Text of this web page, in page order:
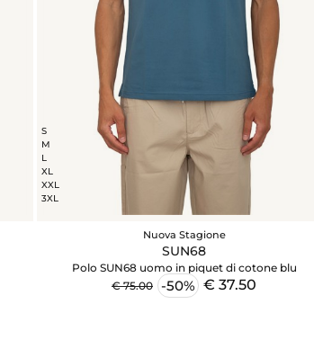
S
M
L
XL
XXL
3XL
Nuova Stagione
SUN68
Polo SUN68 uomo in piquet di cotone blu
€ 75.00 -50% € 37.50